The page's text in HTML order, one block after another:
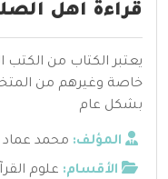
قراءة اهل
يعتبر الكتاب من الكتب
خاصة وغيرهم من
بشكل عام
المؤلف: محمد
الأقسام: علوم